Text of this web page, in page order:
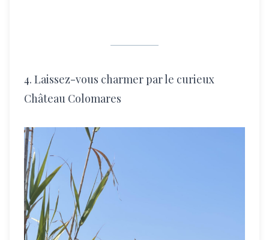
4. Laissez-vous charmer par le curieux
Château Colomares